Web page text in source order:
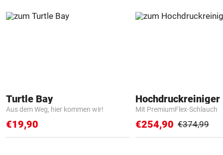
Turtle Bay
Aus dem Weg, hier kommen wir!
€19,90
Hochdruckreiniger
Mit PremiumFlex-Schlauch
€254,90 €374,99